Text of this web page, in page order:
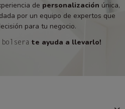
de personalización única,
por un equipo de expertos que
para tu negocio.
bolsera te ayuda a llevarlo!